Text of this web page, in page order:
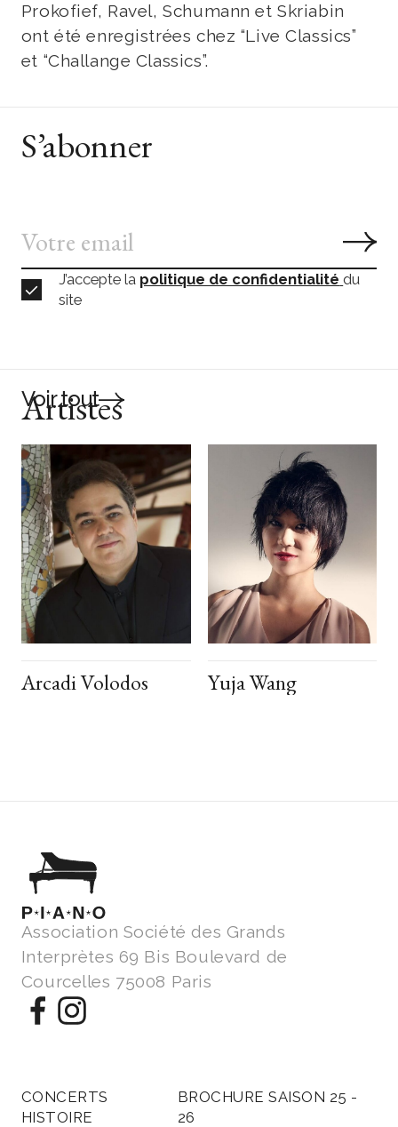
Prokofief, Ravel, Schumann et Skriabin
ont été enregistrées chez “Live Classics”
et “Challange Classics”.
S’abonner
J’accepte la politique de confidentialité du
site
Artistes
Voir tout
Arcadi Volodos Yuja Wang
Association Société des Grands
Interprètes 69 Bis Boulevard de
Courcelles 75008 Paris
CONCERTS
HISTOIRE
BROCHURE SAISON 25 -
26